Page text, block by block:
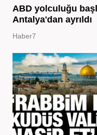
ABD yolculuğu
Antalya'dan ayrıldı
Haber7